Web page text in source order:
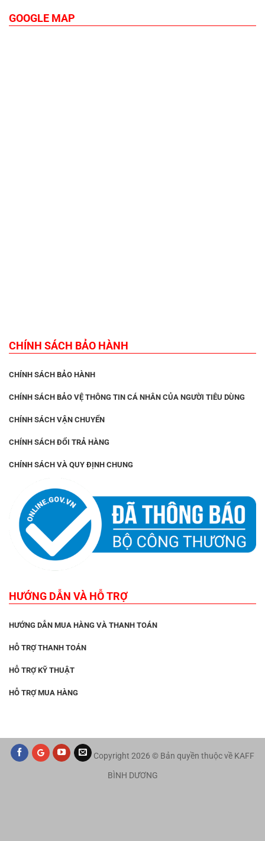
GOOGLE MAP
CHÍNH SÁCH BẢO HÀNH
CHÍNH SÁCH BẢO HÀNH
CHÍNH SÁCH BẢO VỆ THÔNG TIN CÁ NHÂN CỦA NGƯỜI TIÊU DÙNG
CHÍNH SÁCH VẬN CHUYỂN
CHÍNH SÁCH ĐỔI TRẢ HÀNG
CHÍNH SÁCH VÀ QUY ĐỊNH CHUNG
HƯỚNG DẪN VÀ HỖ TRỢ
HƯỚNG DẪN MUA HÀNG VÀ THANH TOÁN
HỖ TRỢ THANH TOÁN
HỖ TRỢ KỸ THUẬT
HỖ TRỢ MUA HÀNG
Copyright 2026 © Bản quyền thuộc về KAFF
BÌNH DƯƠNG